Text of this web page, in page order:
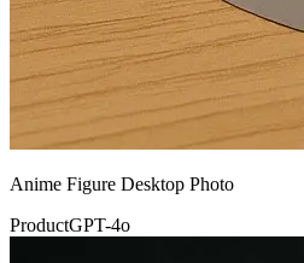
Anime Figure Desktop Photo
ProductGPT-4o